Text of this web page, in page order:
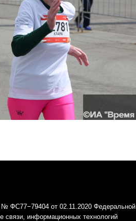
ФС77−79404 от 02.11.2020 Федеральной
связи, информационных технологий